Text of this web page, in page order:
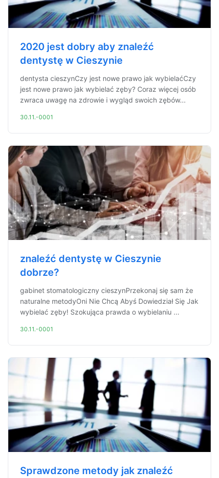
2020 jest dobry aby znaleźć
dentystę w Cieszynie
dentysta cieszynCzy jest nowe prawo jak wybielaćCzy
jest nowe prawo jak wybielać zęby? Coraz więcej osób
zwraca uwagę na zdrowie i wygląd swoich zębów...
30.11.-0001
znaleźć dentystę w Cieszynie
dobrze?
gabinet stomatologiczny cieszynPrzekonaj się sam że
naturalne metodyOni Nie Chcą Abyś Dowiedział Się Jak
wybielać zęby! Szokująca prawda o wybielaniu ...
30.11.-0001
Sprawdzone metody jak znaleźć